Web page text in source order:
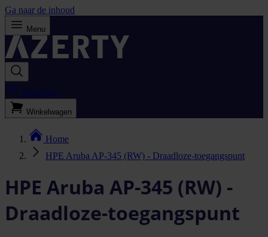
Ga naar de inhoud
Menu
Bestellijst
Winkelwagen
Home
HPE Aruba AP-345 (RW) - Draadloze-toegangspunt
HPE Aruba AP-345 (RW) -
Draadloze-toegangspunt